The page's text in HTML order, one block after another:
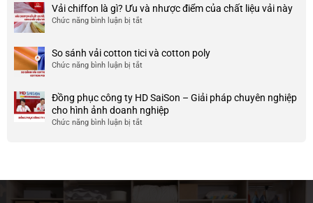
của
đẹp
cao
Mẫu
building
và
công
Vải chiffon là gì? Ưu và nhược điểm của chất liệu vải này
Chức năng bình luận bị tắt
là
nhược
điểm
So sánh vải cotton tici và cotton poly
Chức năng bình luận bị tắt
vải
cotton
Đồng phục công ty HD SaiSon – Giải pháp chuyên nghiệp
cho hình ảnh doanh nghiệp
Chức năng bình luận bị tắt
HD